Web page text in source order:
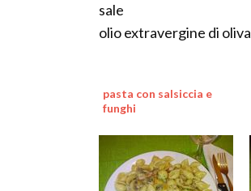
sale
olio extravergine di oliva
pasta con salsiccia e
funghi